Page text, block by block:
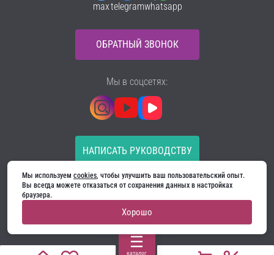
каталог
maxtelegramwhatsapp
ОБРАТНЫЙ ЗВОНОК
НАПИСАТЬ РУКОВОДСТВУ
Все материалы на сайте принадлежат компании
ООО «Ягуар-М» — входные и межкомнатные двери
Политика конфиденциальности
Договор оферты
Cookie
Мы в соцсетях:
Мы используем cookies, чтобы улучшить ваш пользовательский опыт.
Вы всегда можете отказаться от сохранения данных в настройках
браузера.
Хорошо